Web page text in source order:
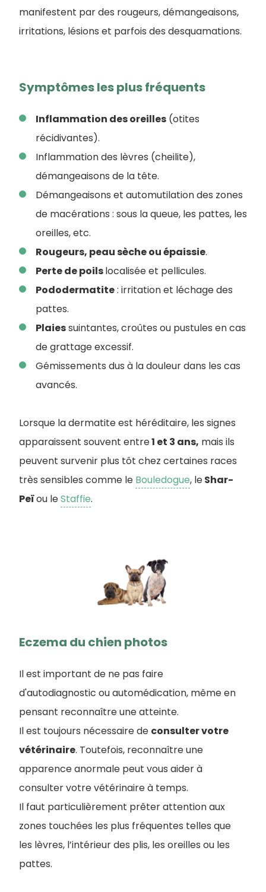
manifestent par des rougeurs, démangeaisons,
irritations, lésions et parfois des desquamations.
Symptômes les plus fréquents
Inflammation des oreilles (otites
récidivantes).
Inflammation des lèvres (cheilite),
démangeaisons de la tête.
Démangeaisons et automutilation des zones
de macérations : sous la queue, les pattes, les
oreilles, etc.
Rougeurs, peau sèche ou épaissie.
Perte de poilslocalisée et pellicules.
Pododermatite: irritation et léchage des
pattes.
Plaiessuintantes, croûtes ou pustules en cas
de grattage excessif.
Gémissements dus à la douleur dans les cas
avancés.
Lorsque la dermatite est héréditaire, les signes
apparaissent souvent entre1 et 3 ans, mais ils
peuvent survenir plus tôt chez certaines races
très sensibles comme le Bouledogue, leShar-
Peïou leStaffie.
Eczema du chien photos
Il est important de ne pas faire
d'autodiagnostic ou automédication, même en
pensant reconnaître une atteinte.
Il est toujours nécessaire de consulter votre
vétérinaire. Toutefois, reconnaître une
apparence anormale peut vous aider à
consulter votre vétérinaire à temps.
Il faut particulièrement prêter attention aux
zones touchées les plus fréquentes telles que
les lèvres, l’intérieur des plis, les oreilles ou les
pattes.